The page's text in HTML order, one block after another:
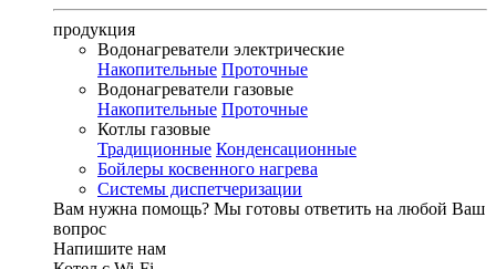
продукция
Водонагреватели электрические
Накопительные Проточные
Водонагреватели газовые
Накопительные Проточные
Котлы газовые
Традиционные Конденсационные
Бойлеры косвенного нагрева
Системы диспетчеризации
Вам нужна помощь? Мы готовы ответить на любой Ваш
вопрос
Напишите нам